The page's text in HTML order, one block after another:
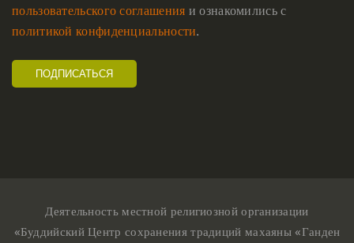
пользовательского соглашения и ознакомились с
политикой конфиденциальности.
Деятельность местной религиозной организации
«Буддийский Центр сохранения традиций махаяны «Ганден